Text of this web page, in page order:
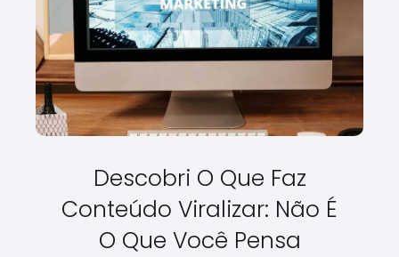
Descobri O Que Faz
Conteúdo Viralizar: Não É
O Que Você Pensa